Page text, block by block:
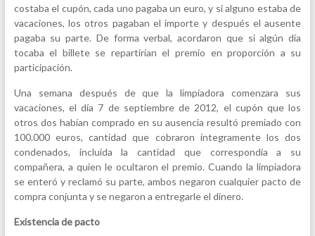
costaba el cupón, cada uno pagaba un euro, y si alguno estaba de
vacaciones, los otros pagaban el importe y después el ausente
pagaba su parte. De forma verbal, acordaron que si algún día
tocaba el billete se repartirían el premio en proporción a su
participación.
Una semana después de que la limpiadora comenzara sus
vacaciones, el día 7 de septiembre de 2012, el cupón que los
otros dos habían comprado en su ausencia resultó premiado con
100.000 euros, cantidad que cobraron íntegramente los dos
condenados, incluida la cantidad que correspondía a su
compañera, a quien le ocultaron el premio. Cuando la limpiadora
se enteró y reclamó su parte, ambos negaron cualquier pacto de
compra conjunta y se negaron a entregarle el dinero.
Existencia de pacto